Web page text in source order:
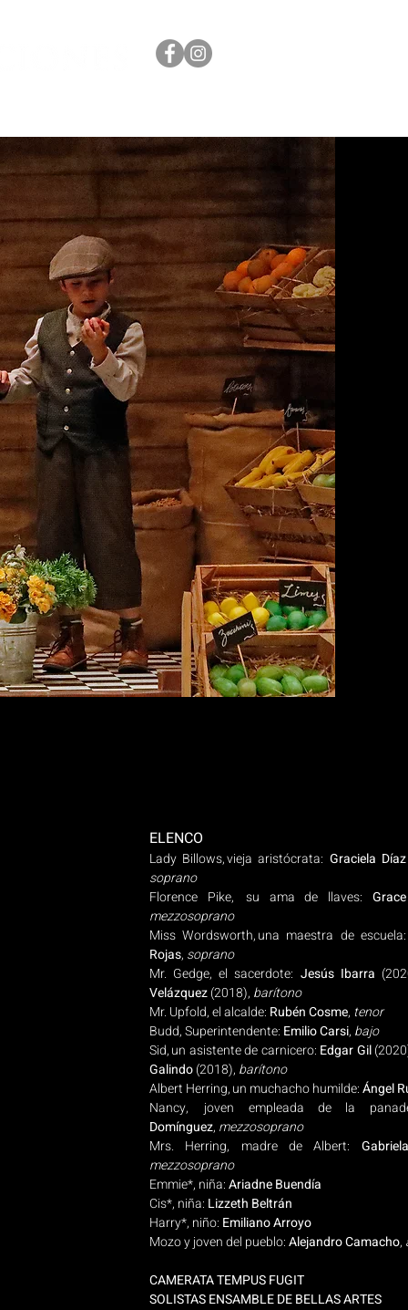
ELENCO
Lady Billows, vieja aristócrata: Graciela
soprano
Florence Pike, su ama de llaves:
mezzosoprano
Miss Wordsworth, una maestra de
Rojas, soprano
Mr. Gedge, el sacerdote: Jesús Ibarra
Velázquez(2018), barítono
Mr. Upfold, el alcalde: Rubén Cosme, tenor
Budd, Superintendente: Emilio Carsi, bajo
Sid, un asistente de carnicero: Edgar Gil
Galindo(2018), barítono
Albert Herring, un muchacho humilde:Ángel
Nancy, joven empleada de la
Domínguez, mezzosoprano
Mrs. Herring, madre de Albert:
mezzosoprano
Emmie*, niña:Ariadne Buendía
Cis*, niña: Lizzeth Beltrán
Harry*, niño: Emiliano Arroyo
Mozo y joven del pueblo:Alejandro Camacho,
CAMERATA TEMPUS FUGIT
SOLISTAS ENSAMBLE DE BELLAS ARTES